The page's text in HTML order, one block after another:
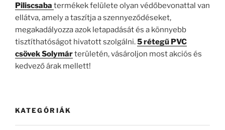
Piliscsaba termékek felülete olyan védőbevonattal van
ellátva, amely a taszítja a szennyeződéseket,
megakadályozza azok letapadását és a könnyebb
tisztíthatóságot hivatott szolgálni.5 rétegű PVC
csövek Solymárterületén, vásároljon most akciós és
kedvező árak mellett!
KATEGÓRIÁK